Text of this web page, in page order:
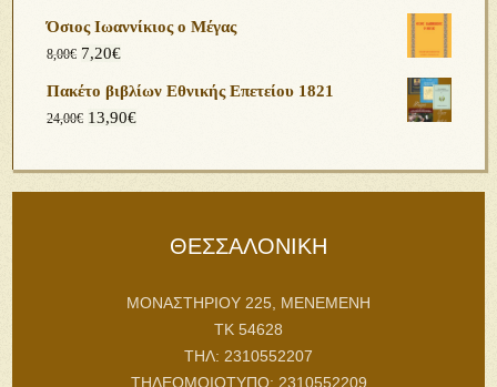
Όσιος Ιωαννίκιος ο Μέγας
8,00€ 7,20€
Πακέτο βιβλίων Εθνικής Επετείου 1821
24,00€ 13,90€
ΘΕΣΣΑΛΟΝΙΚΗ
ΜΟΝΑΣΤΗΡΙΟΥ 225, ΜΕΝΕΜΕΝΗ
ΤΚ 54628
ΤΗΛ: 2310552207
ΤΗΛΕΟΜΟΙΟΤΥΠΟ: 2310552209